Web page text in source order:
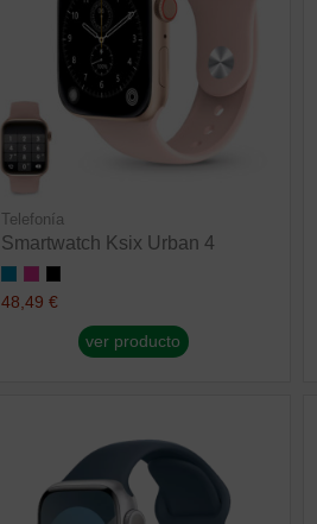
Telefonía
Smartwatch Ksix Urban 4
48,49 €
ver producto